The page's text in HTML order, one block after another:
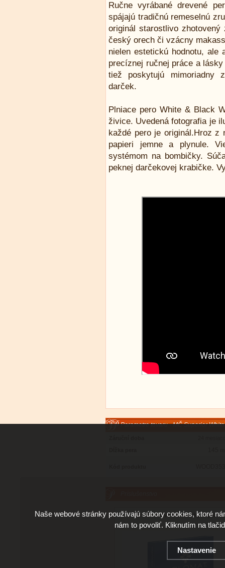
Ručne vyrábané drevené
spájajú tradičnú remeselnú
originál starostlivo
český orech či vzácny
nielen estetickú hodnotu, ale
precíznej ručnej práce a
tiež poskytujú mimoriadny
darček.
Plniace pero White & Black
živice. Uvedená fotografia je
každé pero je originál.Hroz z
papieri jemne a plynule.
systémom na bombičky.
peknej darčekovej krabičke.
Parametre tovaru - MČ Superior
Atramentové bombičky
Naše webové stránky používajú súbory cookies, ktoré
nám to povoliť. Kliknutím na
Nastavenie